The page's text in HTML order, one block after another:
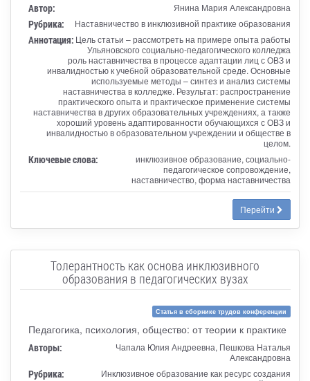
Автор: Янина Мария Александровна
Рубрика: Наставничество в инклюзивной практике образования
Аннотация: Цель статьи – рассмотреть на примере опыта работы
Ульяновского социально-педагогического колледжа
роль наставничества в процессе адаптации лиц с ОВЗ и
инвалидностью к учебной образовательной среде. Основные
используемые методы – синтез и анализ системы
наставничества в колледже. Результат: распространение
практического опыта и практическое применение системы
наставничества в других образовательных учреждениях, а также
хороший уровень адаптированности обучающихся с ОВЗ и
инвалидностью в образовательном учреждении и обществе в
целом.
Ключевые слова:
инклюзивное образование, социально-
педагогическое сопровождение,
наставничество, форма наставничества
Перейти
Толерантность как основа инклюзивного
образования в педагогических вузах
Статья в сборнике трудов конференции
Педагогика, психология, общество: от теории к практике
Авторы:
Чапала Юлия Андреевна, Пешкова Наталья
Александровна
Рубрика:
Инклюзивное образование как ресурс создания